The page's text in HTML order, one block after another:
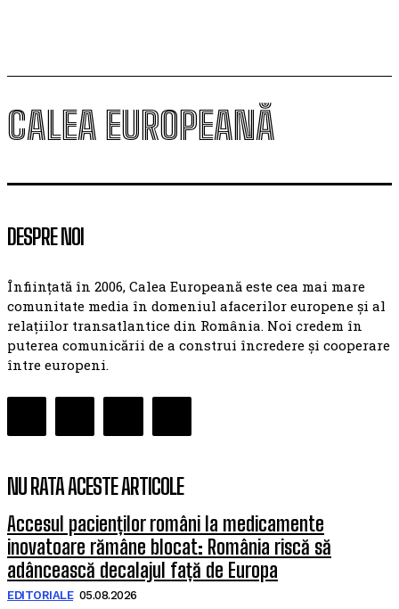
CALEA EUROPEANĂ
DESPRE NOI
Înființată în 2006, Calea Europeană este cea mai mare
comunitate media în domeniul afacerilor europene și al
relațiilor transatlantice din România. Noi credem în
puterea comunicării de a construi încredere și cooperare
între europeni.
NU RATA ACESTE ARTICOLE
Accesul pacienților români la medicamente
inovatoare rămâne blocat: România riscă să
adâncească decalajul față de Europa
EDITORIALE 05.08.2026